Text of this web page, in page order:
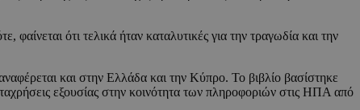
ότι τελικά ήταν καταλυτικές για την τραγωδία και την
και στην Ελλάδα και την Κύπρο. Το βιβλίο βασίστηκε
εξουσίας στην κοινότητα των πληροφοριών στις ΗΠΑ από